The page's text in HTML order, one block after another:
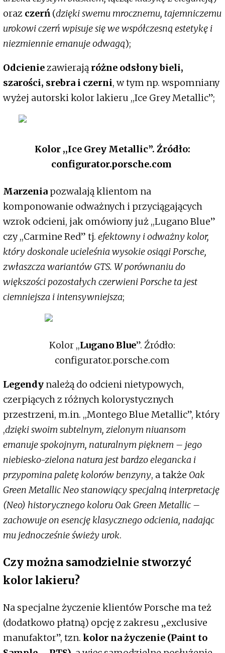
oraz czerń (dzięki swemu mrocznemu, tajemniczemu
urokowi czerń wpisuje się we współczesną estetykę i
niezmiennie emanuje odwagą);
Odcieniezawierają różne odsłony bieli,
szarości, srebra i czerni, w tym np. wspomniany
wyżej autorski kolor lakieru ,,Ice Grey Metallic”;
Kolor ,,Ice Grey Metallic”. Źródło:
configurator.porsche.com
Marzenia pozwalają klientom na
komponowanie odważnych i przyciągających
wzrok odcieni, jak omówiony już ,,Lugano Blue”
czy ,,Carmine Red” tj. efektowny i odważny kolor,
który doskonale ucieleśnia wysokie osiągi Porsche,
zwłaszcza wariantów GTS. W porównaniu do
większości pozostałych czerwieni Porsche ta jest
ciemniejsza i intensywniejsza;
Kolor ,,Lugano Blue”. Źródło:
configurator.porsche.com
Legendy należą do odcieni nietypowych,
czerpiących z różnych kolorystycznych
przestrzeni, m.in. ,,Montego Blue Metallic”, który
,dzięki swoim subtelnym, zielonym niuansom
emanuje spokojnym, naturalnym pięknem – jego
niebiesko-zielona natura jest bardzo elegancka i
przypomina paletę kolorów benzyny, a także Oak
Green Metallic Neo stanowiący specjalną interpretację
(Neo) historycznego koloru Oak Green Metallic –
zachowuje on esencję klasycznego odcienia, nadając
mu jednocześnie świeży urok.
Czy można samodzielnie stworzyć
kolor lakieru?
Na specjalne życzenie klientów Porsche ma też
(dodatkowo płatną) opcję z zakresu „exclusive
manufaktor”, tzn. kolor na życzenie (Paint to